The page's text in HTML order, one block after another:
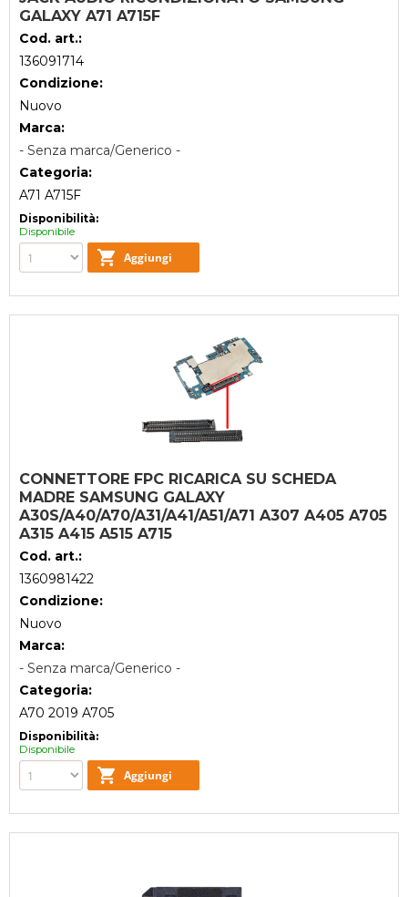
GALAXY A71 A715F
Cod. art.:
136091714
Condizione:
Nuovo
Marca:
- Senza marca/Generico -
Categoria:
A71 A715F
Disponibilità:
Disponibile
CONNETTORE FPC RICARICA SU SCHEDA
MADRE SAMSUNG GALAXY
A30S/A40/A70/A31/A41/A51/A71 A307 A405 A705
A315 A415 A515 A715
Cod. art.:
1360981422
Condizione:
Nuovo
Marca:
- Senza marca/Generico -
Categoria:
A70 2019 A705
Disponibilità:
Disponibile